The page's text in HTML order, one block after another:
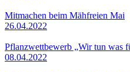
Mitmachen beim Mähfreien Mai
26.04.2022
Pflanzwettbewerb „Wir tun was
08.04.2022